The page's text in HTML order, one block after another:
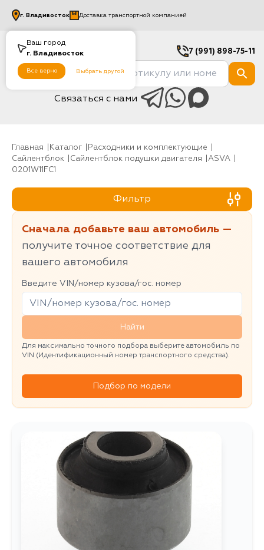
Ваш город
г. Владивосток
Все верно Выбрать другой
г. Владивосток Доставка транспортной компанией
7 (991) 898-75-11
Связаться с нами
Главная Каталог
Расходники и комплектующие
Сайлентблок
Сайлентблок подушки двигателя
ASVA
0201W11FC1
Фильтр
Сначала добавьте ваш автомобиль —
получите точное соответствие для
вашего автомобиля
Введите VIN/номер кузова/гос. номер
Найти
Для максимально точного подбора выберите автомобиль по
VIN (Идентификационный номер транспортного средства).
Подбор по модели